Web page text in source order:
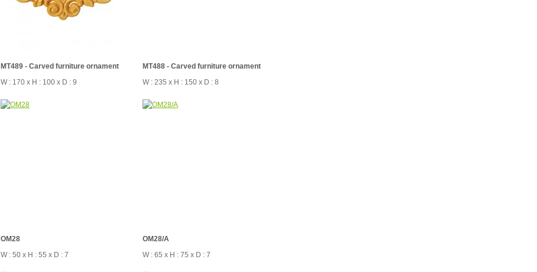
MT489 - Carved furniture ornament
W : 170 x H : 100 x D : 9
MT488 - Carved furniture ornament
W : 235 x H : 150 x D : 8
OM28
W : 50 x H : 55 x D : 7
OM28/A
W : 65 x H : 75 x D : 7